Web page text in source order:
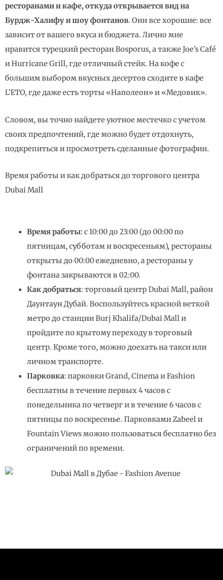
ресторанами и кафе, откуда открывается вид на
Бурдж-Халифу и шоу фонтанов. Они все хорошие: все
зависит от вашего вкуса и бюджета. Лично мне
нравится турецкий ресторан Bosporus, а также Joe’s Café
и Hurricane Grill, где отличный стейк. На кофе с
большим выбором вкусных десертов сходите в кафе
L’ETO, где даже есть торты «Наполеон» и «Медовик».
Словом, вы точно найдете уютное местечко с учетом
своих предпочтений, где можно будет отдохнуть,
подкрепиться и просмотреть сделанные фотографии.
Время работы и как добраться до торгового центра
Dubai Mall
Время работы: с 10:00 до 23:00 (до 00:00 по
пятницам, субботам и воскресеньям), рестораны
открыты до 00:00 ежедневно, а рестораны у
фонтана закрываются в 02:00.
Как добраться: торговый центр Dubai Mall, район
Даунтаун Дубай. Воспользуйтесь красной веткой
метро до станции Burj Khalifa/Dubai Mall и
пройдите по крытому переходу в торговый
центр. Кроме того, можно доехать на такси или
личном транспорте.
Парковка: парковки Grand, Cinema и Fashion
бесплатны в течение первых 4 часов с
понедельника по четверг и в течение 6 часов с
пятницы по воскресенье. Парковками Zabeel и
Fountain Views можно пользоваться бесплатно без
ограничений по времени.